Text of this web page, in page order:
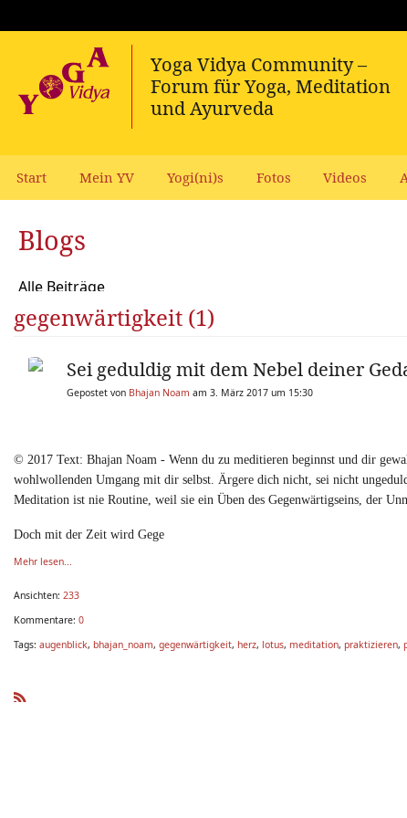
Start Mein YV Yogi(ni)s Fotos Videos
Blogs
Alle Beiträge
gegenwärtigkeit (1)
Sei geduldig mit dem Nebel deiner
Gepostet von Bhajan Noam am 3. März 2017 um 15:30
© 2017 Text: Bhajan Noam - Wenn du zu meditieren beginnst und dir
wohlwollenden Umgang mit dir selbst. Ärgere dich nicht, sei nicht
Meditation ist nie Routine, weil sie ein Üben des Gegenwärtigseins, der
Doch mit der Zeit wird Gege
Mehr lesen...
Ansichten: 233
Kommentare: 0
Tags: augenblick, bhajan_noam, gegenwärtigkeit, herz, lotus, meditation, praktizieren,